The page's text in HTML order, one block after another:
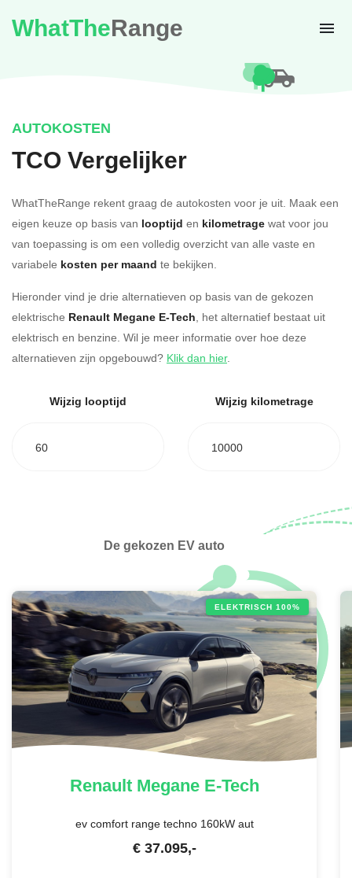
WhatTheRange
AUTOKOSTEN
TCO Vergelijker
WhatTheRange rekent graag de autokosten voor je uit. Maak een
eigen keuze op basis van looptijd en kilometrage wat voor jou
van toepassing is om een volledig overzicht van alle vaste en
variabele kosten per maand te bekijken.
Hieronder vind je drie alternatieven op basis van de gekozen
elektrische Renault Megane E-Tech, het alternatief bestaat uit
elektrisch en benzine. Wil je meer informatie over hoe deze
alternatieven zijn opgebouwd? Klik dan hier.
Wijzig looptijd
60
Wijzig kilometrage
10000
De gekozen EV auto
ELEKTRISCH 100%
RenaultMegane E-Tech
ev comfort range techno 160kW aut
€ 37.095,-